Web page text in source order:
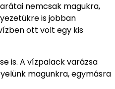
nemcsak magukra,
is jobban
ott volt egy kis
is. A vízpalack varázsa
magunkra, egymásra